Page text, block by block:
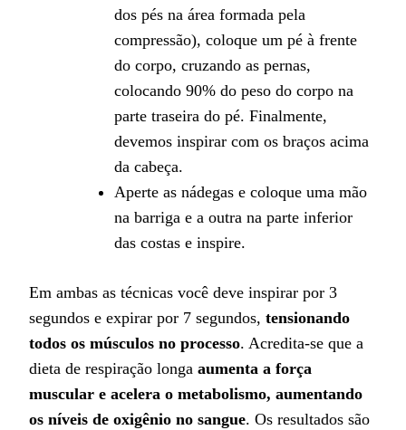
dos pés na área formada pela
compressão), coloque um pé à frente
do corpo, cruzando as pernas,
colocando 90% do peso do corpo na
parte traseira do pé. Finalmente,
devemos inspirar com os braços acima
da cabeça.
Aperte as nádegas e coloque uma mão
na barriga e a outra na parte inferior
das costas e inspire.
Em ambas as técnicas você deve inspirar por 3
segundos e expirar por 7 segundos, tensionando
todos os músculos no processo. Acredita-se que a
dieta de respiração longa aumenta a força
muscular e acelera o metabolismo, aumentando
os níveis de oxigênio no sangue. Os resultados são